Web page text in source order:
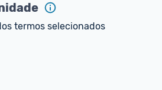
termos selecionados